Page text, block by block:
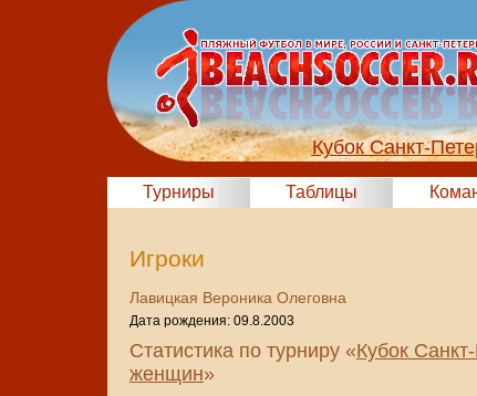
Кубок Санкт-
Турниры Таблицы
Игроки
Лавицкая Вероника Олеговна
Дата рождения: 09.8.2003
Статистика по турниру «Кубок
женщин»